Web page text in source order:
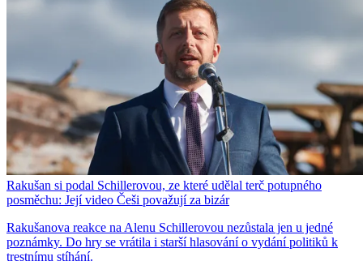
Rakušan si podal Schillerovou, ze které udělal terč potupného
posměchu: Její video Češi považují za bizár
Rakušanova reakce na Alenu Schillerovou nezůstala jen u jedné
poznámky. Do hry se vrátila i starší hlasování o vydání politiků k
trestnímu stíhání.